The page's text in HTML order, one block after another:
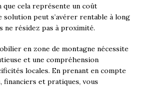
que cela représente un coût
solution peut s’avérer rentable à long
ne résidez pas à proximité.
en zone de montagne nécessite
et une compréhension
locales. En prenant en compte
financiers et pratiques, vous